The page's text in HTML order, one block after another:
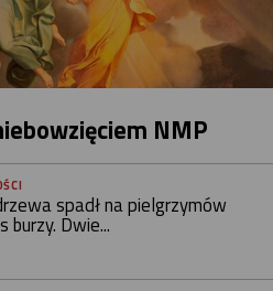
NMP
spadł na pielgrzymów
burzy. Dwie...